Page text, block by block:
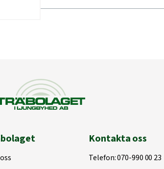
Kontakta oss
Telefon:070-990 00 23